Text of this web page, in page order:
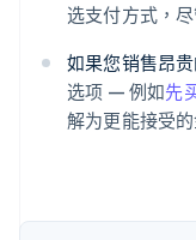
选支付方式，
如果您销售昂贵
选项 — 例如先
解为更能接受的
澳大利亚
巴西
Português
保加利亚
English